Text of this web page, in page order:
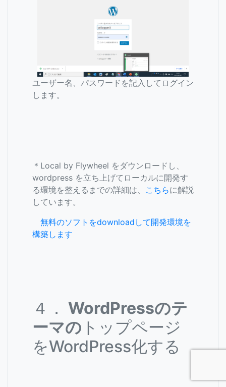
ユーザー名、パスワードを記入してログイン
します。
＊Local by Flywheel をダウンロードし、
wordpress を立ち上げてローカルに開発す
る環境を整えるまでの詳細は、 こちらに解説
しています。
無料のソフトをdownloadして開発環境を
構築します
４． WordPressのテ
ーマの トップページ
をWordPress化する